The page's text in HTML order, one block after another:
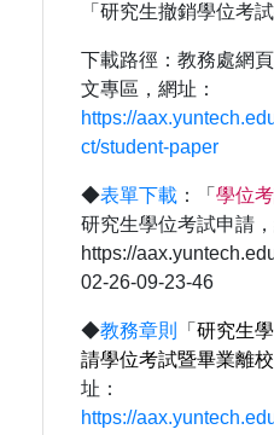
「研究生撤銷學位考
下載路徑：教務處網
文專區，網址：
https://
ct/student-paper
◆表單下載：「 學位
研究生學位考試申請，
https://
02-26-09-23-46
◆教務章則 「 研究生
請學位考試暨畢業離
址：
https://